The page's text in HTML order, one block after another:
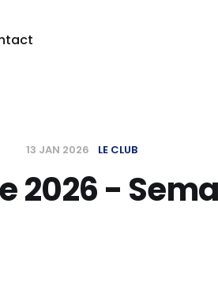
13 JAN 2026 LE CLUB
2026 -